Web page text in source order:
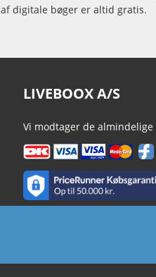
af digitale bøger er altid gratis.
LIVEBOOX A/S
Vi modtager de